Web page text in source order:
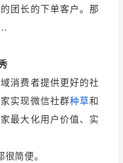
团长的下单客户。那
消费者提供更好的社
实现微信社群种草和
最大化用户价值、实
简便。